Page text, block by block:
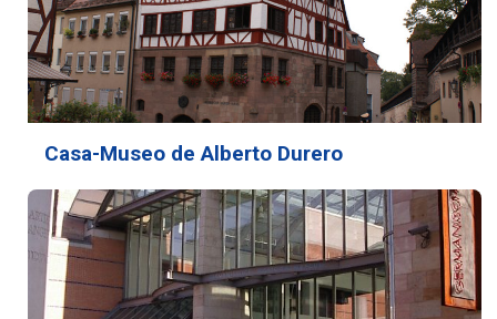
Casa-Museo de Alberto Durero